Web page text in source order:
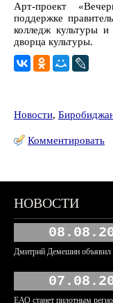
Арт-проект
поддержке
колледж культуры
дворца культуры.
Новости,
Комментировать
НОВОСТИ
Дмитрий Демешин объявил
ЕАО станет пилотным